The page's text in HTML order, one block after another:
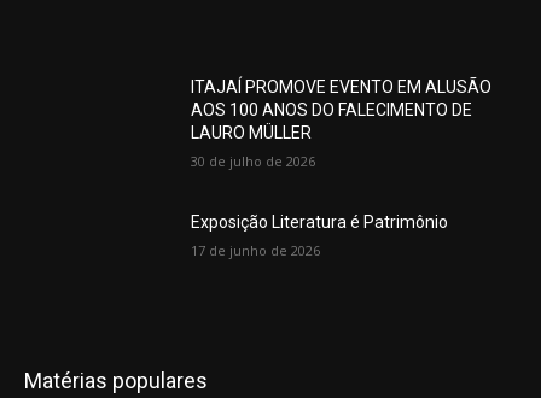
ITAJAÍ PROMOVE EVENTO EM ALUSÃO
AOS 100 ANOS DO FALECIMENTO DE
LAURO MÜLLER
30 de julho de 2026
Exposição Literatura é Patrimônio
17 de junho de 2026
Matérias populares